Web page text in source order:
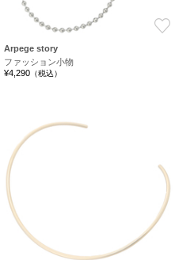
Arpege story
ファッション小物
¥4,290 （税込）